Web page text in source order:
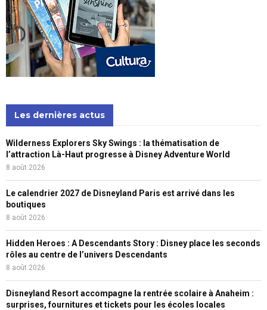
Les dernières actus
Wilderness Explorers Sky Swings : la thématisation de
l’attraction Là-Haut progresse à Disney Adventure World
8 août 2026
Le calendrier 2027 de Disneyland Paris est arrivé dans les
boutiques
8 août 2026
Hidden Heroes : A Descendants Story : Disney place les seconds
rôles au centre de l’univers Descendants
8 août 2026
Disneyland Resort accompagne la rentrée scolaire à Anaheim :
surprises, fournitures et tickets pour les écoles locales